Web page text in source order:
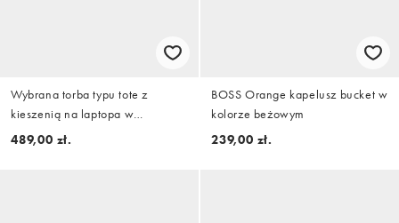
Wybrana torba typu tote z
kieszenią na laptopa w
czekoladowym brązie
489,00 zł.
BOSS Orange kapelusz bucket w
kolorze beżowym
239,00 zł.